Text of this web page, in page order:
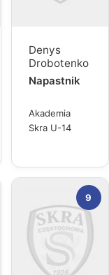
Denys
Drobotenko
Napastnik
Akademia
Skra U-14
9